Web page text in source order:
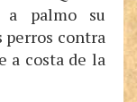
a palmo su
perros contra
a costa de la